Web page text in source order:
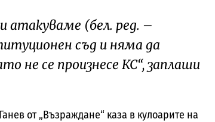
атакуваме (бел. ред. –
съд и няма да
не се произнесе КС“, заплаши
от „Възраждане“ каза в кулоарите на